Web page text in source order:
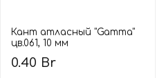
Кант атласный "Gamma"
цв.061, 10 мм
0.40 Br